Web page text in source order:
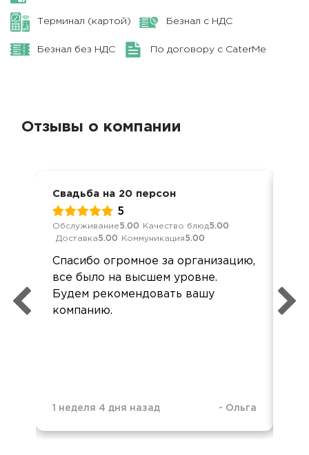
Терминал (картой) Безнал с НДС
Безнал без НДС По договору с CaterMe
Отзывы о компании
Свадьба на 20 персон
5
Обслуживание5.00 Качество блюд5.00
Доставка5.00 Коммуникация5.00
Спасибо огромное за организацию,
все было на высшем уровне.
Будем рекомендовать вашу
компанию.
1 неделя 4 дня назад - Ольга